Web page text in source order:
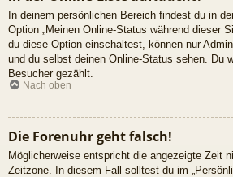
In deinem persönlichen Bereich findest du in
Option „Meinen Online-Status während dieser
du diese Option einschaltest, können nur
und du selbst deinen Online-Status sehen. Du
Besucher gezählt.
Nach oben
Die Forenuhr geht falsch!
Möglicherweise entspricht die angezeigte Zeit
Zeitzone. In diesem Fall solltest du im